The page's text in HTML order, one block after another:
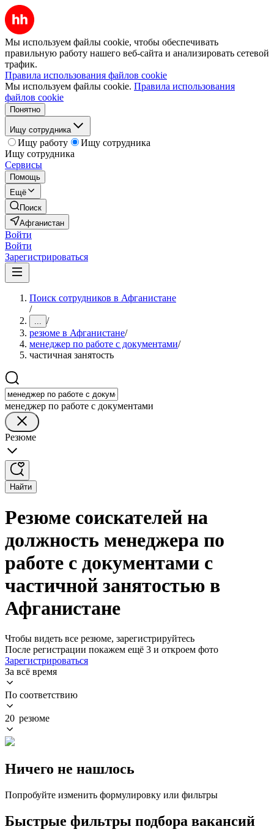
Мы используем файлы cookie, чтобы обеспечивать
правильную работу нашего веб-сайта и анализировать сетевой
трафик.
Правила использования файлов cookie
Мы используем файлы cookie. Правила использования
файлов cookie
Понятно
Ищу сотрудника
Ищу работу
Ищу сотрудника
Ищу сотрудника
Сервисы
Помощь
Ещё
Поиск
Афганистан
Войти
Войти
Зарегистрироваться
Поиск сотрудников в Афганистане
/
... /
резюме в Афганистане/
менеджер по работе с документами/
частичная занятость
менеджер по работе с документами
Резюме
Найти
Резюме соискателей на
должность менеджера по
работе с документами с
частичной занятостью в
Афганистане
Чтобы видеть все резюме, зарегистрируйтесь
После регистрации покажем ещё 3 и откроем фото
Зарегистрироваться
За всё время
По соответствию
20 резюме
Ничего не нашлось
Попробуйте изменить формулировку или фильтры
Быстрые фильтры подбора вакансий